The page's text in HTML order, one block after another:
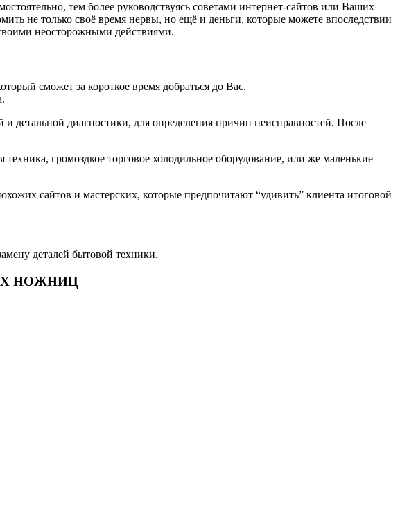
тем более руководствуясь советами интернет-сайтов или Ваших
не только своё время нервы, но ещё и деньги, которые можете впоследствии
неосторожными действиями.
сможет за короткое время добраться до Вас.
детальной диагностики, для определения причин неисправностей. После
громоздкое торговое холодильное оборудование, или же маленькие
сайтов и мастерских, которые предпочитают “удивить” клиента итоговой
деталей бытовой техники.
НОЖНИЦ